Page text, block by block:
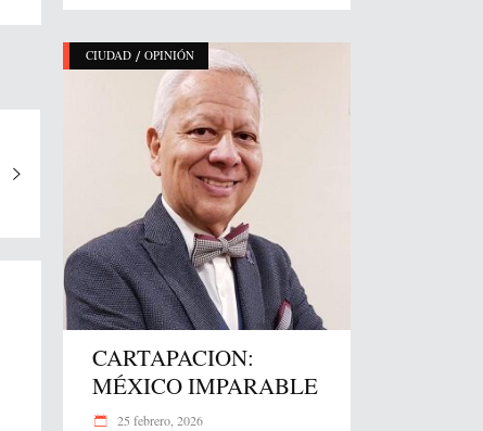
CIUDAD / OPINIÓN
CARTAPACION:
MÉXICO IMPARABLE
25 febrero, 2026